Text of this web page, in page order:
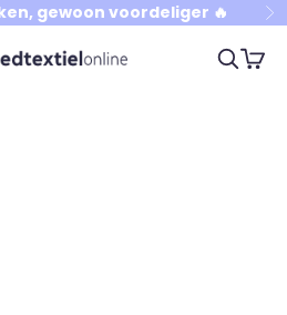
gewoon voordeliger 🔥
Zoeken